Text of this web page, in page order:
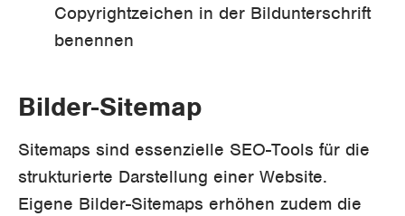
Copyrightzeichen in der Bildunterschrift
benennen
Bilder-Sitemap
Sitemaps sind essenzielle SEO-Tools für die
strukturierte Darstellung einer Website.
Eigene Bilder-Sitemaps erhöhen zudem die